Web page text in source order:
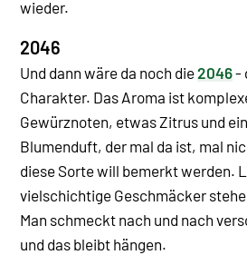
wieder.
2046
Und dann wäre da noch die2046-
Charakter. Das Aroma ist
Gewürznoten, etwas Zitrus und
Blumenduft, der mal da ist, mal
diese Sorte will bemerkt werden.
vielschichtige Geschmäcker
Man schmeckt nach und nach
und das bleibt hängen.